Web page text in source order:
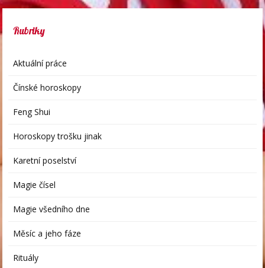
Rubriky
Aktuální práce
Čínské horoskopy
Feng Shui
Horoskopy trošku jinak
Karetní poselství
Magie čísel
Magie všedního dne
Měsíc a jeho fáze
Rituály